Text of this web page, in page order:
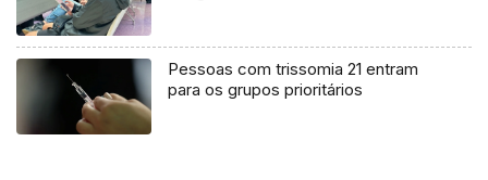
Pessoas com trissomia 21 entram
para os grupos prioritários